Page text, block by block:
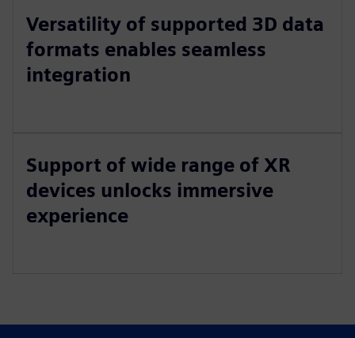
Versatility of supported 3D data
formats enables seamless
integration
Support of wide range of XR
devices unlocks immersive
experience